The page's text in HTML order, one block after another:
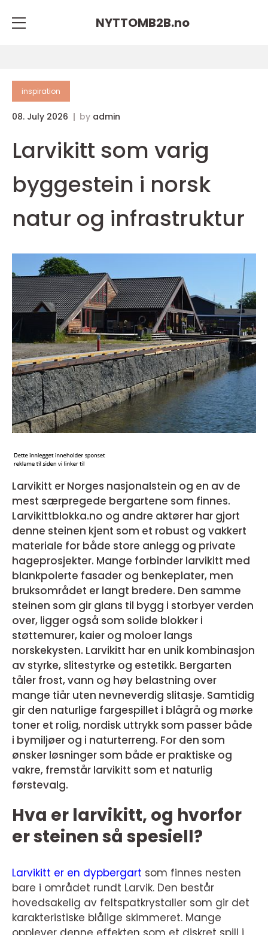
NYTTOMB2B.no
inspiration
08. July 2026 by admin
Larvikitt som varig
byggestein i norsk
natur og infrastruktur
Larvikitt er Norges nasjonalstein og en av de
mest særpregede bergartene som finnes.
Larvikittblokka.no og andre aktører har gjort
denne steinen kjent som et robust og vakkert
materiale for både store anlegg og private
hageprosjekter. Mange forbinder larvikitt med
blankpolerte fasader og benkeplater, men
bruksområdet er langt bredere. Den samme
steinen som gir glans til bygg i storbyer verden
over, ligger også som solide blokker i
støttemurer, kaier og moloer langs
norskekysten. Larvikitt har en unik kombinasjon
av styrke, slitestyrke og estetikk. Bergarten
tåler frost, vann og høy belastning over
mange tiår uten nevneverdig slitasje. Samtidig
gir den naturlige fargespillet i blågrå og mørke
toner et rolig, nordisk uttrykk som passer både
i bymiljøer og i naturterreng. For den som
ønsker løsninger som både er praktiske og
vakre, fremstår larvikitt som et naturlig
førstevalg.
Hva er larvikitt, og hvorfor
er steinen så spesiell?
Larvikitt er en dypbergart som finnes nesten
bare i området rundt Larvik. Den består
hovedsakelig av feltspatkrystaller som gir det
karakteristiske blålige skimmeret. Mange